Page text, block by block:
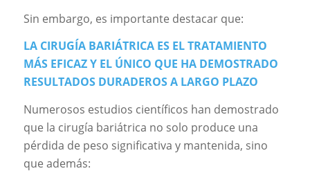
Sin embargo, es importante destacar que:
LA CIRUGÍA BARIÁTRICA ES EL TRATAMIENTO
MÁS EFICAZ Y EL ÚNICO QUE HA DEMOSTRADO
RESULTADOS DURADEROS A LARGO PLAZO
Numerosos estudios científicos han demostrado
que la cirugía bariátrica no solo produce una
pérdida de peso significativa y mantenida, sino
que además: